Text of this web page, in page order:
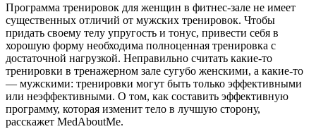
Программа тренировок для женщин в фитнес-зале не имеет
существенных отличий от мужских тренировок. Чтобы
придать своему телу упругость и тонус, привести себя в
хорошую форму необходима полноценная тренировка с
достаточной нагрузкой. Неправильно считать какие-то
тренировки в тренажерном зале сугубо женскими, а какие-то
— мужскими: тренировки могут быть только эффективными
или неэффективными. О том, как составить эффективную
программу, которая изменит тело в лучшую сторону,
расскажет MedAboutMe.